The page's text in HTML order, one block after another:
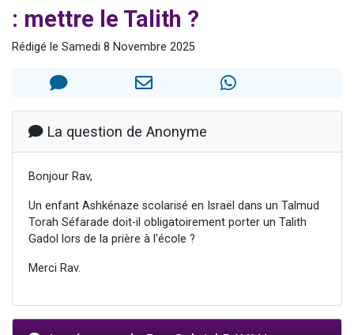
12 nouvelles musiques dans Torah-Box Music
2 personnes viennent de nous rejoindre sur WhatsApp
: mettre le Talith ?
Rédigé le Samedi 8 Novembre 2025
La question de Anonyme
Bonjour Rav,
Un enfant Ashkénaze scolarisé en Israël dans un Talmud
Torah Séfarade doit-il obligatoirement porter un Talith
Gadol lors de la prière à l'école ?
Merci Rav.